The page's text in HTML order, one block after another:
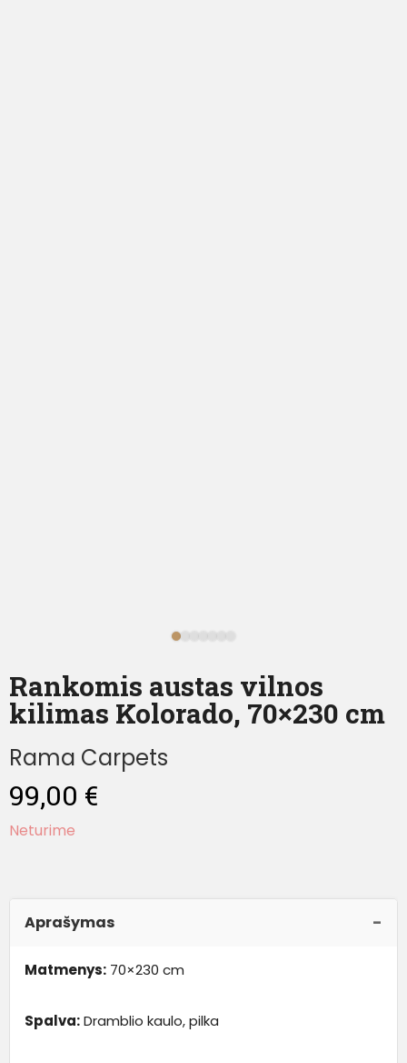
Rankomis austas vilnos
kilimas Kolorado, 70×230 cm
Rama Carpets
99,00 €
Neturime
Aprašymas
Matmenys: 70×230 cm
Spalva:Dramblio kaulo, pilka